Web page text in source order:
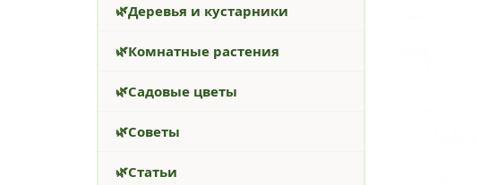
Деревья и кустарники
Комнатные растения
Садовые цветы
Советы
Статьи